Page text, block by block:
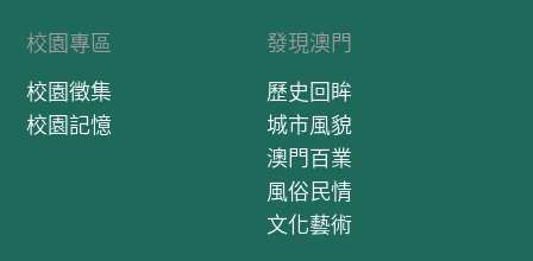
校園專區
校園徵集
校園記憶
發現澳門
歷史回眸
城市風貌
澳門百業
風俗民情
文化藝術